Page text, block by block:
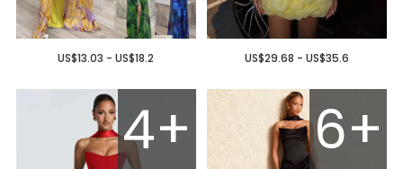
US$29.68 - US$35.6
US$13.03 - US$18.2
6+
4+